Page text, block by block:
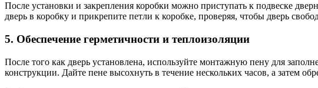
После установки и закрепления коробки можно приступать к подвеске
дверь в коробку и прикрепите петли к коробке, проверяя, чтобы дверь
5. Обеспечение герметичности и теплоизоляции
После того как дверь установлена, используйте монтажную пену для
конструкции. Дайте пене высохнуть в течение нескольких часов, а затем